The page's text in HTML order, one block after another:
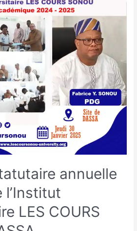
annuelle
l’Institut
LES COURS